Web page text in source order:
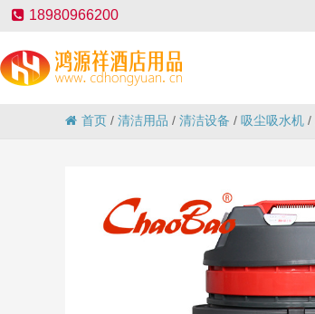
18980966200
首页 / 清洁用品 / 清洁设备 / 吸尘吸水机 /